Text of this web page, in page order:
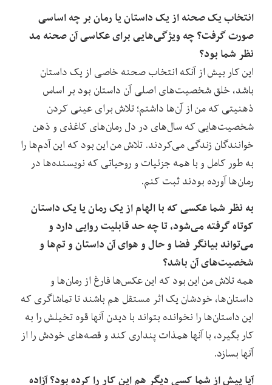
انتخاب یک صحنه از یک داستان یا رمان بر چه اساسی
صورت گرفت؟ چه ویژگی‌هایی برای عکاسی آن صحنه مد
نظر شما بود؟
این کار بیش از آنکه انتخاب صحنه خاصی از یک داستان
باشد، خلق شخصیت‌های اصلی آن داستان بود بر اساس
ذهنیتی که من از آن‌ها داشتم؛ تلاش برای عینی کردن
شخصیت‌هایی که سال‌های در دل رمان‌های کاغذی و ذهن
خوانندگان زندگی می‌کردند. تلاش من این بود که این آدم‌ها را
به طور کامل و با همه جزئیات و روحیاتی که نویسنده‌ها در
رمان‌ها آورده بودند ثبت کنم.
به نظر شما عکسی که با الهام از یک رمان یا یک داستان
کوتاه گرفته می‌شود، تا چه حد قابلیت روایی دارد و
می‌تواند بیانگر فضا و حال و هوای آن داستان و تم‌ها و
شخصیت‌های آن باشد؟
همه تلاش من این بود که این عکس‌ها فارغ از رمان‌ها و
داستان‌ها، خودشان یک اثر مستقل هم باشند تا تماشاگری که
این داستان‌ها را نخوانده بتواند با دیدن آنها قوه تخیلش را به
کار بگیرد، با آنها همذات پنداری کند و قصه‌های خودش را از
آنها بسازد.
آیا پیش از شما کسی دیگر هم این کار را کرده بود؟ آزاده